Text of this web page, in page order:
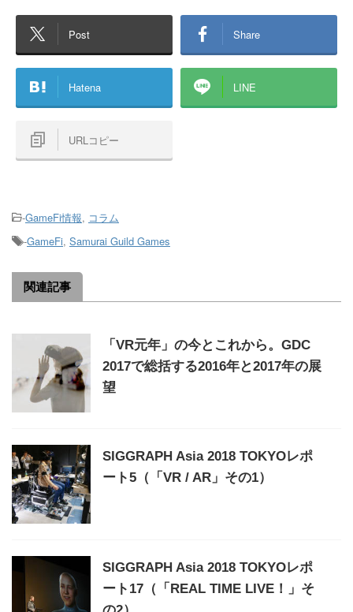
Post Share
Hatena LINE
URLコピー
-GameFi情報, コラム
-GameFi, Samurai Guild Games
関連記事
「VR元年」の今とこれから。GDC
2017で総括する2016年と2017年の展
望
SIGGRAPH Asia 2018 TOKYOレポ
ート5（「VR / AR」その1）
SIGGRAPH Asia 2018 TOKYOレポ
ート17（「REAL TIME LIVE！」そ